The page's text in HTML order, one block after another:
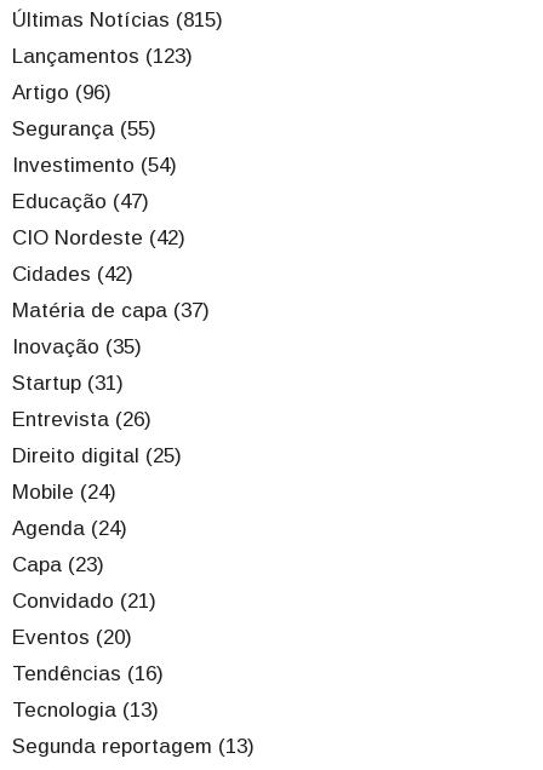
Últimas Notícias (815)
Lançamentos (123)
Artigo (96)
Segurança (55)
Investimento (54)
Educação (47)
CIO Nordeste (42)
Cidades (42)
Matéria de capa (37)
Inovação (35)
Startup (31)
Entrevista (26)
Direito digital (25)
Mobile (24)
Agenda (24)
Capa (23)
Convidado (21)
Eventos (20)
Tendências (16)
Tecnologia (13)
Segunda reportagem (13)